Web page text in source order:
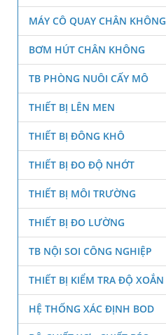
MÁY CÔ QUAY CHÂN KHÔNG
BƠM HÚT CHÂN KHÔNG
TB PHÒNG NUÔI CẤY MÔ
THIẾT BỊ LÊN MEN
THIẾT BỊ ĐÔNG KHÔ
THIẾT BỊ ĐO ĐỘ NHỚT
THIẾT BỊ MÔI TRƯỜNG
THIẾT BỊ ĐO LƯỜNG
TB NỘI SOI CÔNG NGHIỆP
THIẾT BỊ KIỂM TRA ĐỘ XOẮN
HỆ THỐNG XÁC ĐỊNH BOD